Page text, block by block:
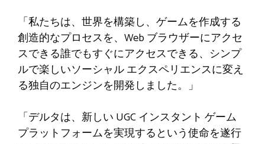
「私たちは、世界を構築し、ゲームを作成する
創造的なプロセスを、Web ブラウザーにアクセ
スできる誰でもすぐにアクセスできる、シンプ
ルで楽しいソーシャル エクスペリエンスに変え
る独自のエンジンを開発しました。」
「デルタは、新しい UGC インスタント ゲーム
プラットフォームを実現するという使命を遂行